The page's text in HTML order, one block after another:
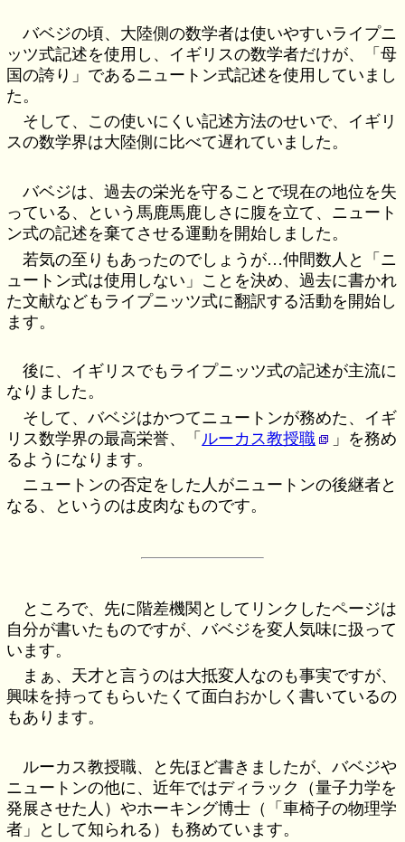
バベジの頃、大陸側の数学者は使いやすいライプニ
ッツ式記述を使用し、イギリスの数学者だけが、「母
国の誇り」であるニュートン式記述を使用していまし
た。
そして、この使いにくい記述方法のせいで、イギリ
スの数学界は大陸側に比べて遅れていました。
バベジは、過去の栄光を守ることで現在の地位を失
っている、という馬鹿馬鹿しさに腹を立て、ニュート
ン式の記述を棄てさせる運動を開始しました。
若気の至りもあったのでしょうが…仲間数人と「ニ
ュートン式は使用しない」ことを決め、過去に書かれ
た文献などもライプニッツ式に翻訳する活動を開始し
ます。
後に、イギリスでもライプニッツ式の記述が主流に
なりました。
そして、バベジはかつてニュートンが務めた、イギ
リス数学界の最高栄誉、「 ルーカス教授職
」を務め
るようになります。
ニュートンの否定をした人がニュートンの後継者と
なる、というのは皮肉なものです。
ところで、先に階差機関としてリンクしたページは
自分が書いたものですが、バベジを変人気味に扱って
います。
まぁ、天才と言うのは大抵変人なのも事実ですが、
興味を持ってもらいたくて面白おかしく書いているの
もあります。
ルーカス教授職、と先ほど書きましたが、バベジや
ニュートンの他に、近年ではディラック（量子力学を
発展させた人）やホーキング博士（「車椅子の物理学
者」として知られる）も務めています。